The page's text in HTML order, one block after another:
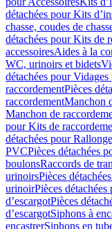
détachées pour Kits
chasse, coudes de
détachées pour Kits de
accessoiresAides à la
WC, urinoirs et bidets
détachées pour
raccordementPièces
raccordementManchon
Manchon de
pour Kits de
détachées pour
PVCPièces détachées
boulonsRaccords de
urinoirsPièces
urinoirPièces
d’escargotPièces
d’escargotSiphons à
encastrerSiphons en